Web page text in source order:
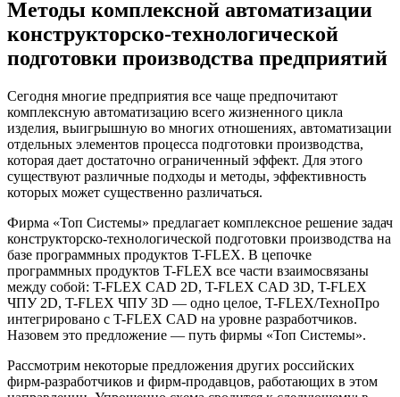
Методы комплексной автоматизации
конструкторско-технологической
подготовки производства предприятий
Сегодня многие предприятия все чаще предпочитают
комплексную автоматизацию всего жизненного цикла
изделия, выигрышную во многих отношениях, автоматизации
отдельных элементов процесса подготовки производства,
которая дает достаточно ограниченный эффект. Для этого
существуют различные подходы и методы, эффективность
которых может существенно различаться.
Фирма «Топ Системы» предлагает комплексное решение задач
конструкторско-технологической подготовки производства на
базе программных продуктов T-FLEX. В цепочке
программных продуктов T-FLEX все части взаимосвязаны
между собой: T-FLEX CAD 2D, T-FLEX CAD 3D, T-FLEX
ЧПУ 2D, T-FLEX ЧПУ 3D — одно целое, T-FLEX/ТехноПро
интегрировано с T-FLEX CAD на уровне разработчиков.
Назовем это предложение — путь фирмы «Топ Системы».
Рассмотрим некоторые предложения других российских
фирм-разработчиков и фирм-продавцов, работающих в этом